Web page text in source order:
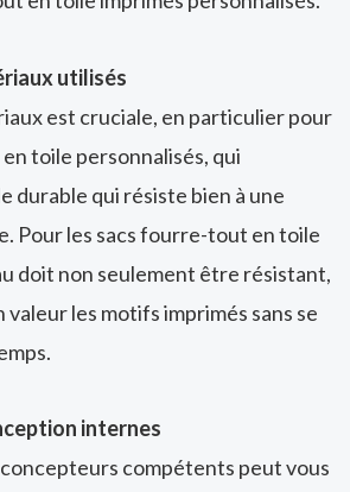
utilisés
est cruciale, en particulier pour
toile personnalisés, qui
durable qui résiste bien à une
Pour les sacs fourre-tout en toile
doit non seulement être résistant,
valeur les motifs imprimés sans se
internes
compétents peut vous